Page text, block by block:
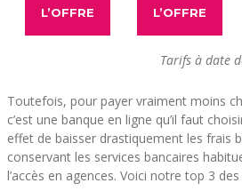
L’OFFRE
L’OFFRE
Tarifs à date
Toutefois, pour payer vraiment moins
c’est une banque en ligne qu’il faut
effet de baisser drastiquement les frais
conservant les services bancaires
l’accès en agences. Voici notre top 3